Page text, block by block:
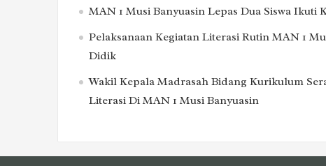
MAN 1 Musi Banyuasin Lepas Dua Siswa Ikuti
Pelaksanaan Kegiatan Literasi Rutin MAN 1
Didik
Wakil Kepala Madrasah Bidang Kurikulum
Literasi Di MAN 1 Musi Banyuasin